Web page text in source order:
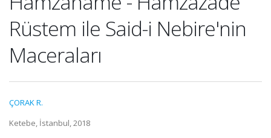
Rüstem ile Said-i Nebire'nin
Maceraları
ÇORAK R.
Ketebe, İstanbul, 2018